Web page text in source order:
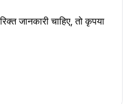
जानकारी चाहिए, तो कृपया